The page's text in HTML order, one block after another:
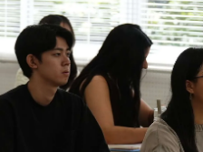
ーション専攻130名・
取得できる資格
中学校・高等学校教諭一
小学校教諭二種免許状
主な就職先実績
ALL ENGLISH
生徒の英語力
員をめざして
英語科教員に
力、英語教授